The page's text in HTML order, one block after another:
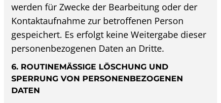
werden für Zwecke der Bearbeitung oder der
Kontaktaufnahme zur betroffenen Person
gespeichert. Es erfolgt keine Weitergabe dieser
personenbezogenen Daten an Dritte.
6. ROUTINEMÄSSIGE LÖSCHUNG UND S
PERRUNG VON PERSONENBEZOGENEN D
ATEN